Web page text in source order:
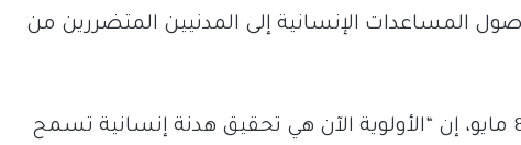
المساعدات الإنسانية إلى المدنيين المتضررين من
وقال روبيو، اليوم الجمعة 8 مايو، إن “الأولوية الآن هي تحقيق هدنة إنسانية تسمح